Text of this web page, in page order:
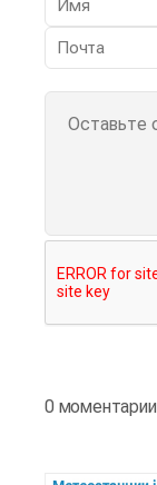
0 моментарии